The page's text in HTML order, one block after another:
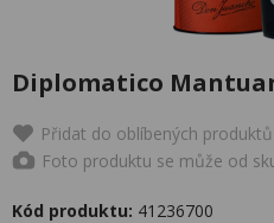
Diplomatico
Přidat do oblíbených produktů
Foto produktu se může od
Kód produktu: 41236700